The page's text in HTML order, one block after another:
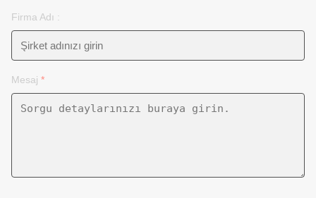
Firma Adı :
Mesaj *